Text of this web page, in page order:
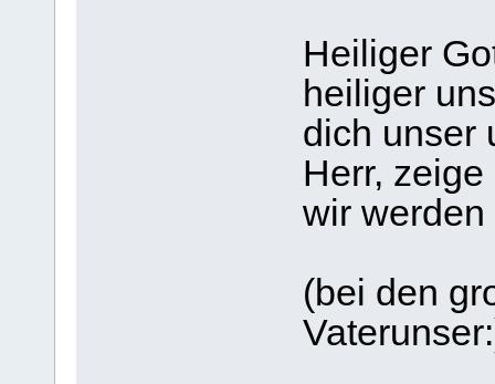
Heiliger
heiliger
dich unser
Herr,
wir
(bei den